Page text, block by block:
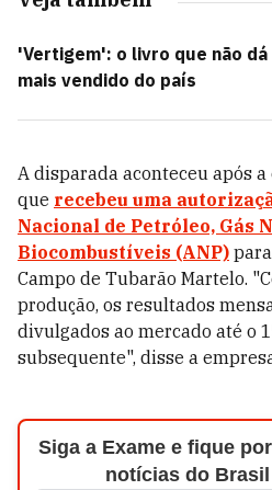
'Vertigem': o livro que não
mais vendido do país
A disparada aconteceu após
que recebeu uma
Nacional de Petróleo, Gás
Biocombustíveis (ANP)
Campo de Tubarão Martelo.
produção, os resultados
divulgados ao mercado até o
subsequente", disse a
Siga a Exame e fique
notícias do